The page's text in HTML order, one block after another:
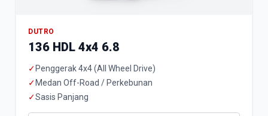
DUTRO
136 HDL 4x4 6.8
✓ Penggerak 4x4 (All Wheel Drive)
✓ Medan Off-Road / Perkebunan
✓Sasis Panjang